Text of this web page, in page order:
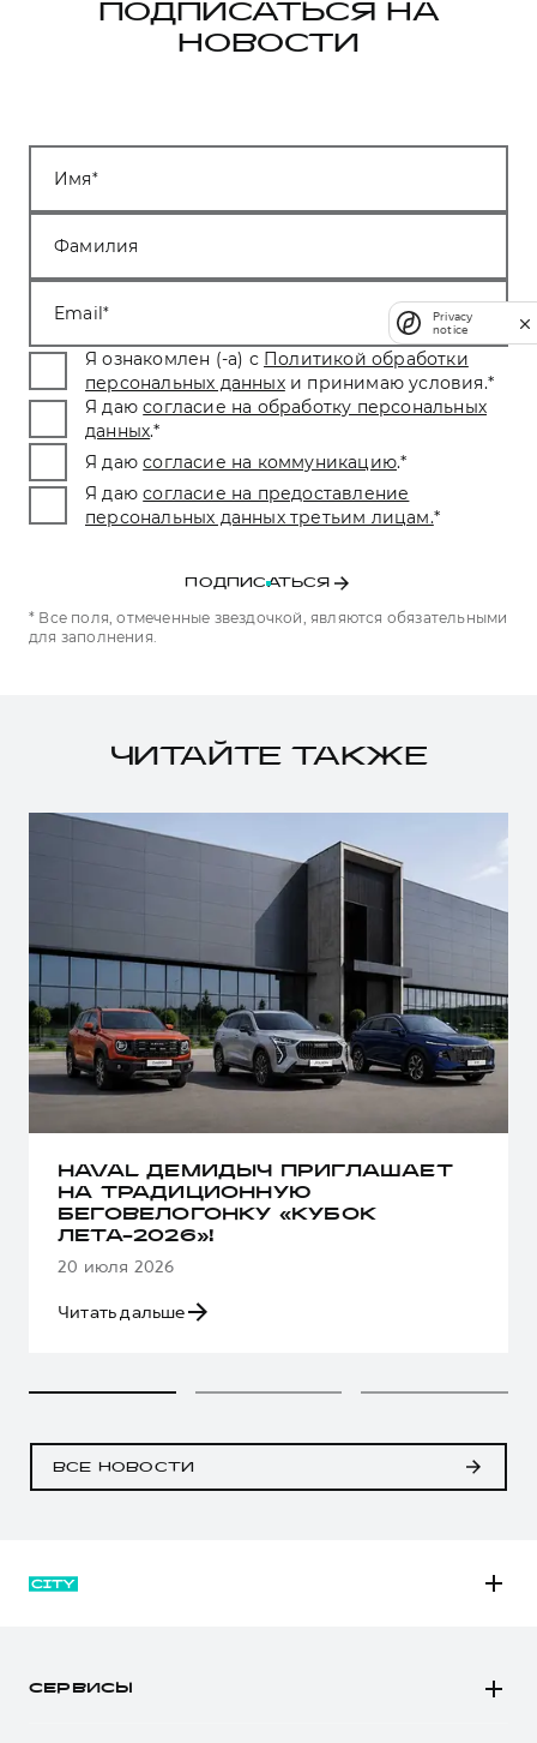
ПОДПИСАТЬСЯ НА
НОВОСТИ
Имя
Фамилия
Email
Я ознакомлен (-а) с Политикой обработки
персональных данных и принимаю условия.*
Я даю согласие на обработку персональных
данных.*
Я даю согласие на коммуникацию.*
Я даю согласие на предоставление
персональных данных третьим лицам.*
ПОДПИСАТЬСЯ
* Все поля, отмеченные звездочкой, являются обязательными
для заполнения.
ЧИТАЙТЕ ТАКЖЕ
HAVAL ДЕМИДЫЧ ПРИГЛАШАЕТ
НА ТРАДИЦИОННУЮ
БЕГОВЕЛОГОНКУ «КУБОК
ЛЕТА-2026»!
20 июля 2026
Читать дальше
ВСЕ НОВОСТИ
СЕРВИСЫ
Privacy
notice